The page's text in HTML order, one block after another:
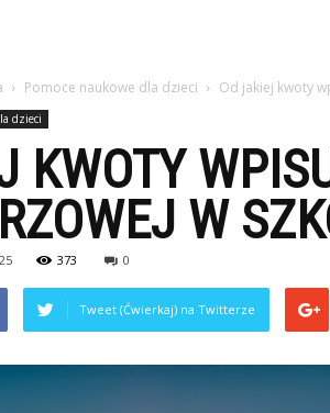
Pomoce naukowe dla dzieci Od jakiej kwoty
dzieci
KWOTY
W
373 0
Tweet (Ćwierkaj) na Twitterze